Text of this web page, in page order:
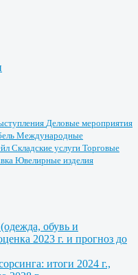
Деловые мероприятия
Международные
Складские услуги Торговые
Ювелирные изделия